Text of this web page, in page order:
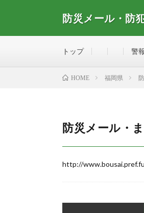
防災メール・防
トップ 警
HOME 福岡県
防災メール・
http://